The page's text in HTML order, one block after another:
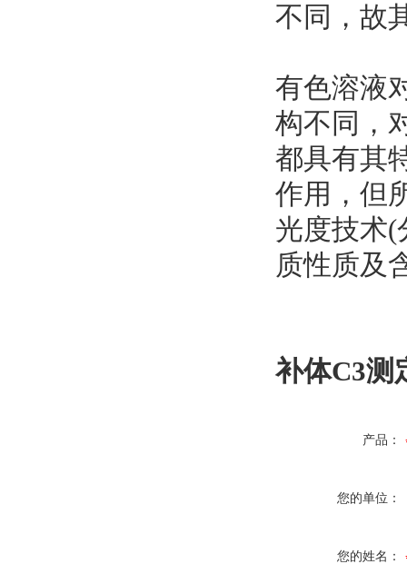
不同，故
有色溶液
构不同，
都具有其
作用，但
光度技术(
质性质及
补体C3测
产品：
您的单位：
您的姓名：